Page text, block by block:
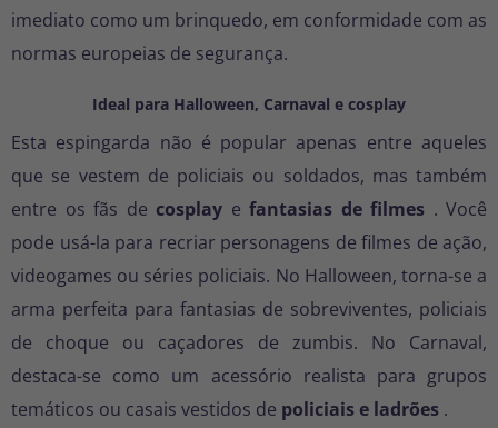
imediato como um brinquedo, em conformidade com as
normas europeias de segurança.
Ideal para Halloween, Carnaval e cosplay
Esta espingarda não é popular apenas entre aqueles
que se vestem de policiais ou soldados, mas também
entre os fãs de cosplay e fantasias de filmes . Você
pode usá-la para recriar personagens de filmes de ação,
videogames ou séries policiais. No Halloween, torna-se a
arma perfeita para fantasias de sobreviventes, policiais
de choque ou caçadores de zumbis. No Carnaval,
destaca-se como um acessório realista para grupos
temáticos ou casais vestidos de policiais e ladrões .